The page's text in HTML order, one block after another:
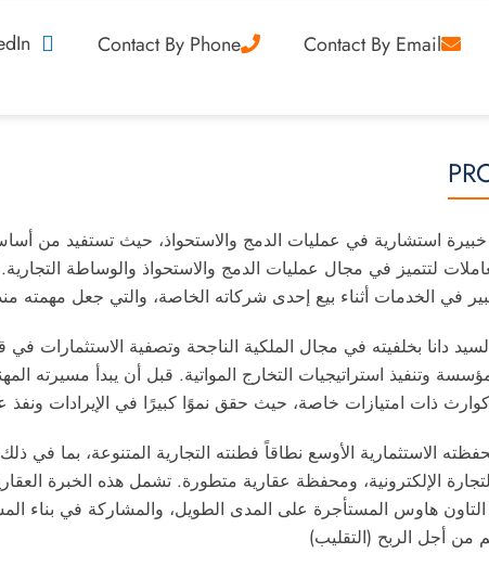
Contact By Email
Contact By Phone
خبيرة استشارية في عمليات الدمج والاستحواذ، حيث تستفيد من
لتتميز في مجال عمليات الدمج والاستحواذ والوساطة
دانا بخلفيته في مجال الملكية الناجحة وتصفية الاستثمارات
وتنفيذ استراتيجيات التخارج المواتية. قبل أن يبدأ مسيرته
الاستثمارية الأوسع نطاقاً فطنته التجارية المتنوعة، بما في
الإلكترونية، ومحفظة عقارية متطورة. تشمل هذه الخبرة
هاوس المستأجرة على المدى الطويل، والمشاركة في بناء